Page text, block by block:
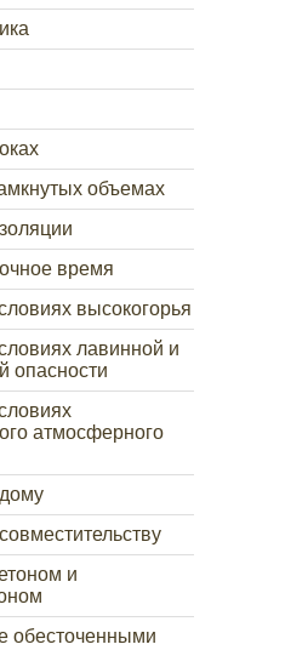
объемах
время
высокогорья
лавинной и
опасности
атмосферного
и
обесточенными